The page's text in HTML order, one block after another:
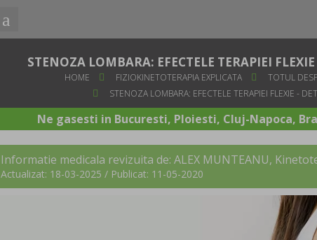
STENOZA LOMBARA: EFECTELE TERAPIEI
HOME FIZIOKINETOTERAPIA EXPLICATA
TOTUL
STENOZA LOMBARA: EFECTELE TERAPIEI FLEXIE -
Ne gasesti in Bucuresti, Ploiesti, Cluj-Napoca,
Informatie medicala revizuita de: ALEX MUNTEANU,
Actualizat: 18-03-2025 / Publicat: 11-05-2020